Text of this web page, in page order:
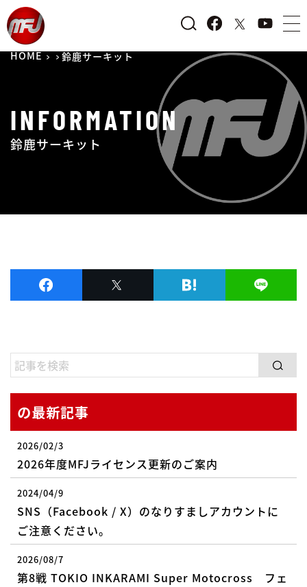
HOME 鈴鹿サーキット
INFORMATION
鈴鹿サーキット
の最新記事
2026/02/3
2026年度MFJライセンス更新のご案内
2024/04/9
SNS（Facebook / X）のなりすましアカウントに
ご注意ください。
2026/08/7
第8戦 TOKIO INKARAMI Super Motocross フェ